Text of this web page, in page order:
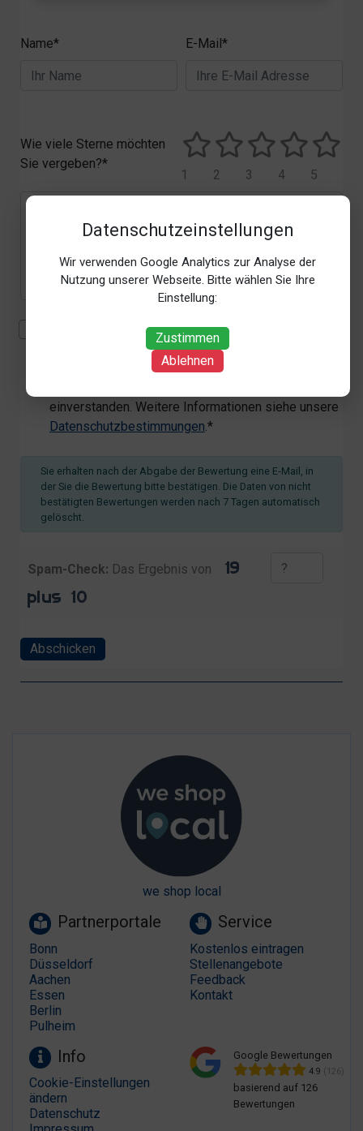
Datenschutzeinstellungen
Wir verwenden Google Analytics zur Analyse der
Nutzung unserer Webseite. Bitte wählen Sie Ihre
Einstellung:
Zustimmen
Ablehnen
Name* E-Mail*
Wie viele Sterne möchten
Sie vergeben?*
5
4
3
2
1
Mit der Erhebung, Verarbeitung und Nutzung meiner
personenbezogenen Daten (Angaben, Datum und
Uhrzeit der Bewertungsabgabe, Referrer-URL) zum
einverstanden. Weitere Informationen siehe unsere
Datenschutzbestimmungen.*
Sie erhalten nach der Abgabe der Bewertung eine E-Mail, in
der Sie die Bewertung bitte bestätigen. Die Daten von nicht
bestätigten Bewertungen werden nach 7 Tagen automatisch
gelöscht.
Spam-Check: Das Ergebnis von
Abschicken
we shop local
Partnerportale
Bonn
Düsseldorf
Aachen
Essen
Berlin
Pulheim
Service
Kostenlos eintragen
Stellenangebote
Feedback
Kontakt
Info
Cookie-Einstellungen
ändern
Datenschutz
Google Bewertungen
4.9 (126)
basierend auf 126
Bewertungen